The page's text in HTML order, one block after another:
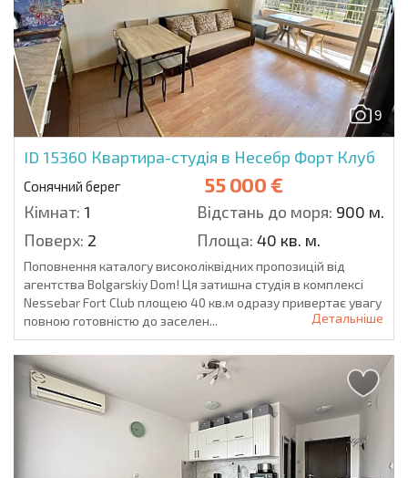
9
ID 15360 Квартира-студія в Несебр Форт Клуб
Сонячний берег 55 000 €
Кімнат: 1 Відстань до моря: 900 м.
Поверх: 2 Площа: 40 кв. м.
Поповнення каталогу високоліквідних пропозицій від
агентства Bolgarskiy Dom! Ця затишна студія в комплексі
Nessebar Fort Club площею 40 кв.м одразу привертає увагу
повною готовністю до заселен...
Детальніше